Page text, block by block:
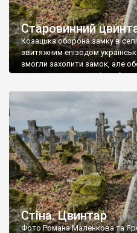
Старовинний
Козацька оборона замку в
звитяжним епізодом
змогли захопити замок, але
поховали на цвинтарі, який
ньому чимало хрестів 19
Стіна. Цвинтар
Фото Романа Маленкова та